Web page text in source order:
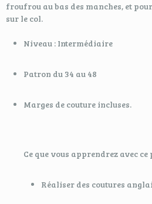
froufrou au bas des manches, et
sur le col.
Niveau : Intermédiaire
Patron du 34 au 48
Marges de couture incluses.
Ce que vous apprendrez avec ce
Réaliser des coutures